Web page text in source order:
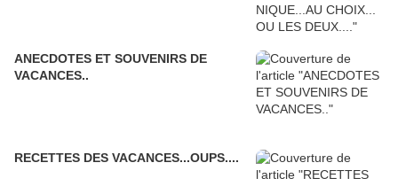
ANECDOTES ET SOUVENIRS DE
VACANCES..
RECETTES DES VACANCES...OUPS....